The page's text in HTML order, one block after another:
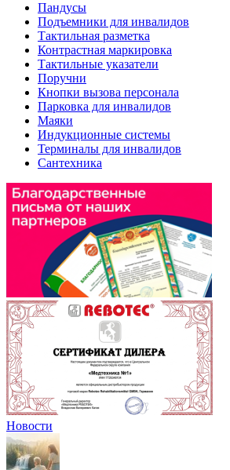
Пандусы
Подъемники для инвалидов
Тактильная разметка
Контрастная маркировка
Тактильные указатели
Поручни
Кнопки вызова персонала
Парковка для инвалидов
Маяки
Индукционные системы
Терминалы для инвалидов
Сантехника
Новости